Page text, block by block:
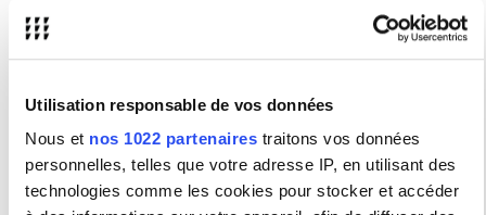
Utilisation responsable de vos données
Nous et nos 1022 partenaires traitons vos données
personnelles, telles que votre adresse IP, en utilisant des
technologies comme les cookies pour stocker et accéder
principe de classification arbitraire un contenu empirique librement
déterminé. Forme singulière de l’anthologie, partisane du doute,
l’abécédaire révèle et désigne ses imperfections, se distinguant
l’alphabet occidental, d’abord lié au graphisme puis adopté dans le
d’autres pratiques artistiques (au théâtre et au cinéma, en danse et
en musique, dans la performance et dans les arts plastiques, les
arts numériques), tout comme il s’applique à des formats de
présentation (éditoriaux ou curatoriaux par exemple). Le système
semble s’être mué en culture. Et c’est précisément cette culture